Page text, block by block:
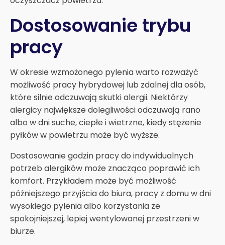
Dostosowanie trybu
pracy
W okresie wzmożonego pylenia warto rozważyć
możliwość pracy hybrydowej lub zdalnej dla osób,
które silnie odczuwają skutki alergii. Niektórzy
alergicy największe dolegliwości odczuwają rano
albo w dni suche, ciepłe i wietrzne, kiedy stężenie
pyłków w powietrzu może być wyższe.
Dostosowanie godzin pracy do indywidualnych
potrzeb alergików może znacząco poprawić ich
komfort. Przykładem może być możliwość
późniejszego przyjścia do biura, pracy z domu w dni
wysokiego pylenia albo korzystania ze
spokojniejszej, lepiej wentylowanej przestrzeni w
biurze.